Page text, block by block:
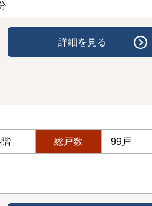
詳細を見る
総戸数 99戸